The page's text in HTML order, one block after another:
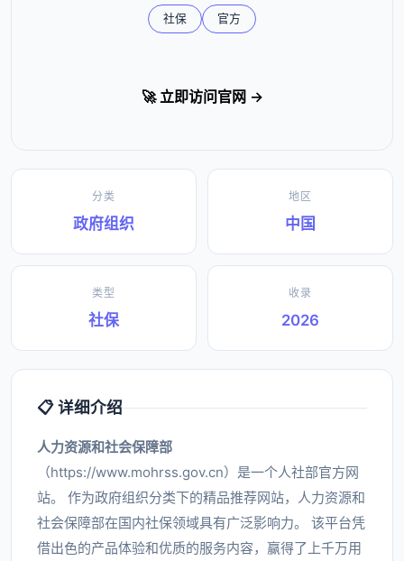
社保 官方
🚀 立即访问官网 →
分类
政府组织
地区
中国
类型
社保
收录
2026
📋 详细介绍
人力资源和社会保障部
（https://www.mohrss.gov.cn）是一个人社部官方网
站。 作为政府组织分类下的精品推荐网站，人力资源和
社会保障部在国内社保领域具有广泛影响力。 该平台凭
借出色的产品体验和优质的服务内容，赢得了上千万用